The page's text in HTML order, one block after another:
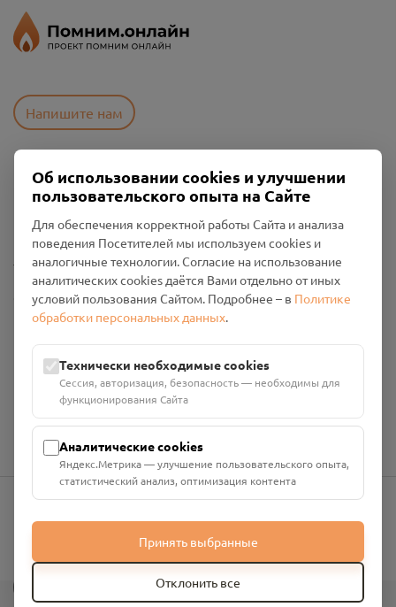
Напишите нам
Пользовательское соглашение
Политика конфиденциальности
Промо-материалы
Настройки cookies
Общество с ограниченной ответственностью «Смоленский
Проект Помним»
Юридический адрес: 216790, Смоленская область, р-н
Руднянский, г. Рудня, улица Западная, д. 26А, пом. 18
Номер счёта: 40702810901130004287 в АО "АЛЬФА-БАНК"
Кор. счёт: 30101810200000000593
info@pomnim.online
Об использовании cookies и улучшении
пользовательского опыта на Сайте
Для обеспечения корректной работы Сайта и анализа
поведения Посетителей мы используем cookies и
аналогичные технологии. Согласие на использование
аналитических cookies даётся Вами отдельно от иных
условий пользования Сайтом. Подробнее – в Политике
обработки персональных данных.
Технически необходимые cookies
Сессия, авторизация, безопасность — необходимы для
функционирования Сайта
Аналитические cookies
Яндекс.Метрика — улучшение пользовательского опыта,
статистический анализ, оптимизация контента
Принять выбранные
Отклонить все